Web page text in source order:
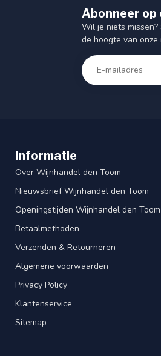
Abonneer
Wil je niets
de hoogte van
Informatie
Over Wijnhandel den Toom
Nieuwsbrief Wijnhandel den Toom
Openingstijden Wijnhandel den Toom
Betaalmethoden
Verzenden & Retourneren
Algemene voorwaarden
Privacy Policy
Klantenservice
Sitemap